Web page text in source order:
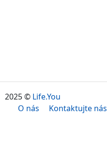
2025 © Life.You
O nás
Kontaktujte nás